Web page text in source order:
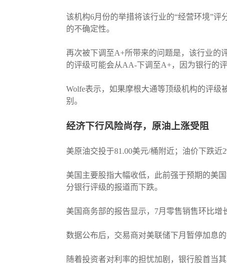
该机构6月份的举措将该行业的“经营环境”
的不确定性。
再次被下调至A+所带来的问题是，该行业的
的评级可能会从AA-下调至A+，因为银行的
Wolfe表示，如果摩根大通等顶级机构的评
别。
经济下行风险尚存，原油上涨受阻
美原油交投于81.00美元/桶附近；油价下跌
美国主要股指大幅收低，此前强于预期的美
分银行评级的报道而下跌。
美国商务部的报告显示，7月零售销售环比增
数据公布后，交易商对美联储下月暂停加息
随着投资者对利率的担忧加剧，银行股首当